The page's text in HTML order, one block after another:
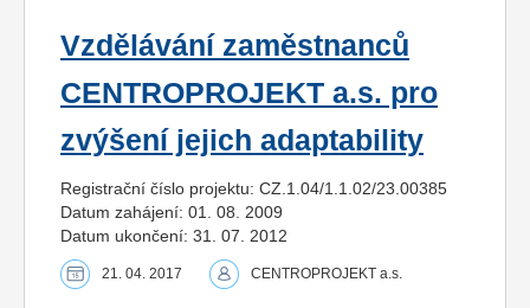
Vzdělávání zaměstnanců
CENTROPROJEKT a.s. pro
zvýšení jejich adaptability
Registrační číslo projektu: CZ.1.04/1.1.02/23.00385
Datum zahájení: 01. 08. 2009
Datum ukončení: 31. 07. 2012
21. 04. 2017 CENTROPROJEKT a.s.